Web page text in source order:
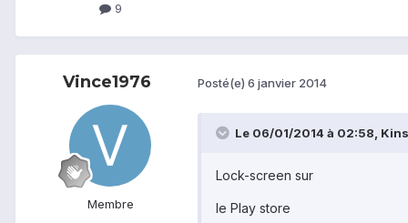
9
Vince1976
Membre
Posté(e) 6 janvier 2014
Le 06/01/2014 à 02:58,
Lock-screen sur
le Play store